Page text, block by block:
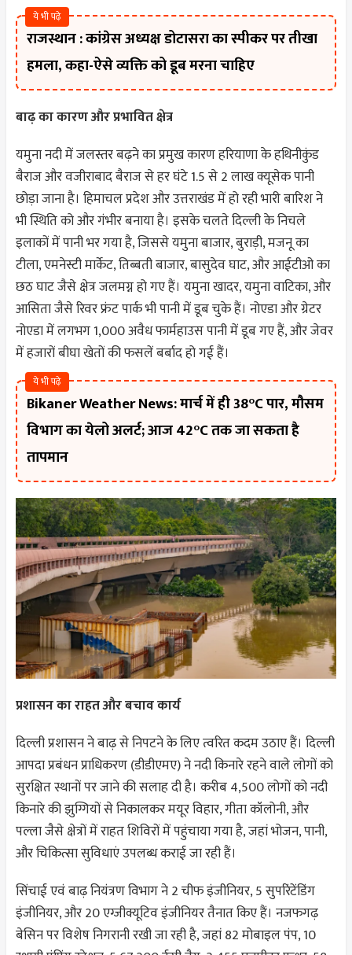
ये भी पढ़े
राजस्थान : कांग्रेस अध्यक्ष डोटासरा का स्पीकर पर तीखा
हमला, कहा-ऐसे व्यक्ति को डूब मरना चाहिए
बाढ़ का कारण और प्रभावित क्षेत्र
यमुना नदी में जलस्तर बढ़ने का प्रमुख कारण हरियाणा के हथिनीकुंड
बैराज और वजीराबाद बैराज से हर घंटे 1.5 से 2 लाख क्यूसेक पानी
छोड़ा जाना है। हिमाचल प्रदेश और उत्तराखंड में हो रही भारी बारिश ने
भी स्थिति को और गंभीर बनाया है। इसके चलते दिल्ली के निचले
इलाकों में पानी भर गया है, जिससे यमुना बाजार, बुराड़ी, मजनू का
टीला, एमनेस्टी मार्केट, तिब्बती बाजार, बासुदेव घाट, और आईटीओ का
छठ घाट जैसे क्षेत्र जलमग्न हो गए हैं। यमुना खादर, यमुना वाटिका, और
आसिता जैसे रिवर फ्रंट पार्क भी पानी में डूब चुके हैं। नोएडा और ग्रेटर
नोएडा में लगभग 1,000 अवैध फार्महाउस पानी में डूब गए हैं, और जेवर
में हजारों बीघा खेतों की फसलें बर्बाद हो गई हैं।
ये भी पढ़े
Bikaner Weather News: मार्च में ही 38°C पार, मौसम
विभाग का येलो अलर्ट; आज 42°C तक जा सकता है
तापमान
प्रशासन का राहत और बचाव कार्य
दिल्ली प्रशासन ने बाढ़ से निपटने के लिए त्वरित कदम उठाए हैं। दिल्ली
आपदा प्रबंधन प्राधिकरण (डीडीएमए) ने नदी किनारे रहने वाले लोगों को
सुरक्षित स्थानों पर जाने की सलाह दी है। करीब 4,500 लोगों को नदी
किनारे की झुग्गियों से निकालकर मयूर विहार, गीता कॉलोनी, और
पल्ला जैसे क्षेत्रों में राहत शिविरों में पहुंचाया गया है, जहां भोजन, पानी,
और चिकित्सा सुविधाएं उपलब्ध कराई जा रही हैं।
सिंचाई एवं बाढ़ नियंत्रण विभाग ने 2 चीफ इंजीनियर, 5 सुपरिंटेंडिंग
इंजीनियर, और 20 एग्जीक्यूटिव इंजीनियर तैनात किए हैं। नजफगढ़
बेसिन पर विशेष निगरानी रखी जा रही है, जहां 82 मोबाइल पंप, 10